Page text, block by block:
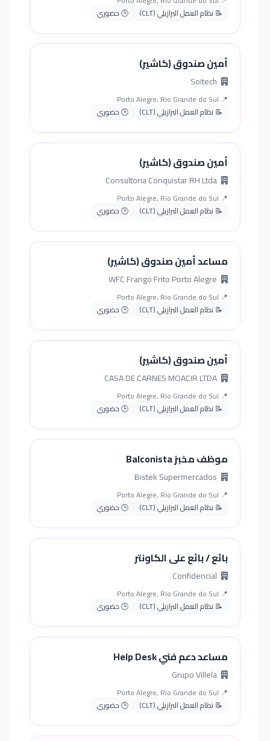
📝 نظام العمل البرازيلي (CLT)
🕒 حضوري
أمين صندوق (كاشير)
📍 Porto Alegre, Rio Grande do Sul
📝 نظام العمل البرازيلي (CLT)
🕒 حضوري
أمين صندوق (كاشير)
📍 Porto Alegre, Rio Grande do Sul
📝 نظام العمل البرازيلي (CLT)
🕒 حضوري
مساعد أمين صندوق (كاشير)
📍 Porto Alegre, Rio Grande do Sul
📝 نظام العمل البرازيلي (CLT)
🕒 حضوري
أمين صندوق (كاشير)
📍 Porto Alegre, Rio Grande do Sul
📝 نظام العمل البرازيلي (CLT)
🕒 حضوري
موظف مخبز Balconista
📍 Porto Alegre, Rio Grande do Sul
📝 نظام العمل البرازيلي (CLT)
🕒 حضوري
بائع / بائع على الكاونتر
📍 Porto Alegre, Rio Grande do Sul
📝 نظام العمل البرازيلي (CLT)
🕒 حضوري
مساعد دعم فني Help Desk
📍 Porto Alegre, Rio Grande do Sul
📝 نظام العمل البرازيلي (CLT)
🕒 حضوري